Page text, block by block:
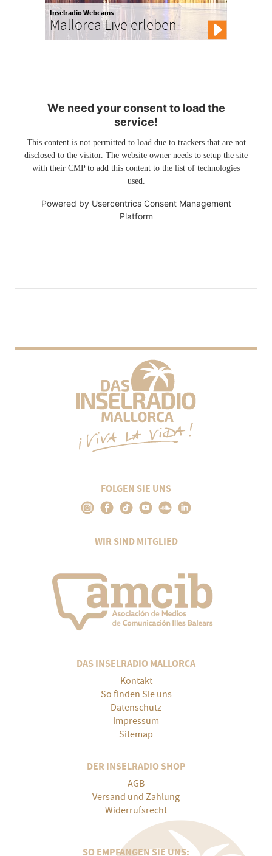
Inselradio Webcams
Mallorca Live erleben
We need your consent to load the
service!
This content is not permitted to load due to trackers that are not
disclosed to the visitor. The website owner needs to setup the site
with their CMP to add this content to the list of technologies
used.
Powered by Usercentrics Consent Management
Platform
FOLGEN SIE UNS
WIR SIND MITGLIED
DAS INSELRADIO MALLORCA
Kontakt
So finden Sie uns
Datenschutz
Impressum
Sitemap
DER INSELRADIO SHOP
AGB
Versand und Zahlung
Widerrufsrecht
SO EMPFANGEN SIE UNS: